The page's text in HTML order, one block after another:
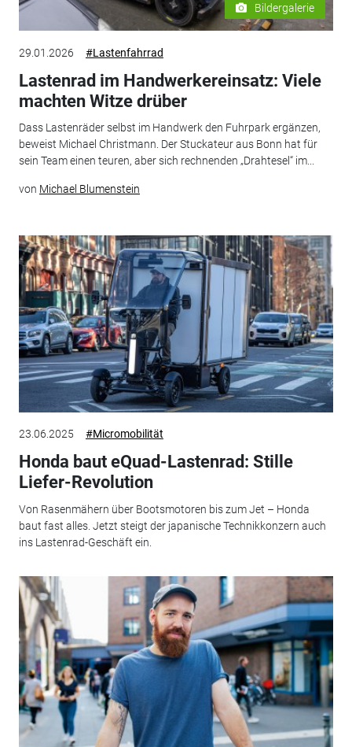
Bildergalerie
29.01.2026 #Lastenfahrrad
Lastenrad im Handwerkereinsatz: Viele
machten Witze drüber
Dass Lastenräder selbst im Handwerk den Fuhrpark ergänzen,
beweist Michael Christmann. Der Stuckateur aus Bonn hat für
sein Team einen teuren, aber sich rechnenden „Drahtesel“ im...
von Michael Blumenstein
23.06.2025 #Micromobilität
Honda baut eQuad-Lastenrad: Stille
Liefer-Revolution
Von Rasenmähern über Bootsmotoren bis zum Jet – Honda
baut fast alles. Jetzt steigt der japanische Technikkonzern auch
ins Lastenrad-Geschäft ein.